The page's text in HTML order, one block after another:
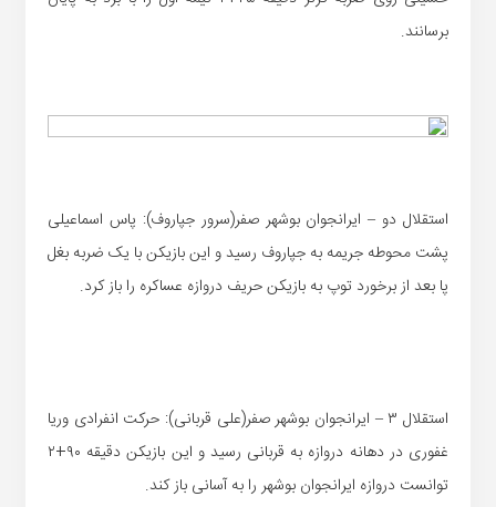
برسانند.
استقلال دو – ایرانجوان بوشهر صفر(سرور جپاروف): پاس اسماعیلی
پشت محوطه جریمه به جپاروف رسید و این بازیکن با یک ضربه بغل
پا بعد از برخورد توپ به بازیکن حریف دروازه عساکره را باز کرد.
استقلال ۳ – ایرانجوان بوشهر صفر(علی قربانی): حرکت انفرادی وریا
غفوری در دهانه دروازه به قربانی رسید و این بازیکن دقیقه ۹۰+۲
توانست دروازه ایرانجوان بوشهر را به آسانی باز کند.